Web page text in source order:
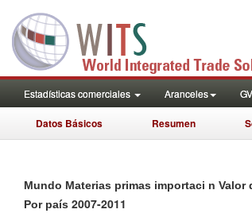
Estadísticas comerciales Aranceles
Datos Básicos Resumen
Mundo Materias primas importaci n Valor
Por país 2007-2011